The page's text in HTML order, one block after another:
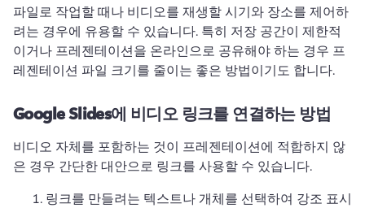
파일로 작업할 때나 비디오를 재생할 시기와 장소를 제어하
려는 경우에 유용할 수 있습니다. 특히 저장 공간이 제한적
이거나 프레젠테이션을 온라인으로 공유해야 하는 경우 프
레젠테이션 파일 크기를 줄이는 좋은 방법이기도 합니다.
Google Slides에 비디오 링크를 연결하는 방법
비디오 자체를 포함하는 것이 프레젠테이션에 적합하지 않
은 경우 간단한 대안으로 링크를 사용할 수 있습니다.
링크를 만들려는 텍스트나 개체를 선택하여 강조 표시